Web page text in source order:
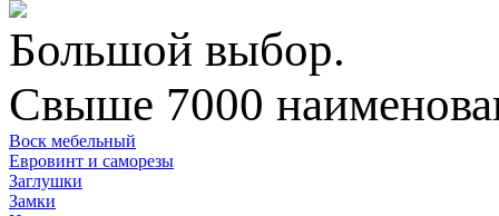
Большой выбор.
Свыше 7000
Воск мебельный
Евровинт и саморезы
Заглушки
Замки